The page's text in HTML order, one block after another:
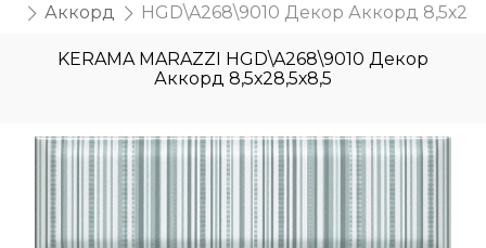
Аккорд HGD\A268\9010 Декор Аккорд
KERAMA MARAZZI HGD\A268\9010 Декор
Аккорд 8,5х28,5х8,5